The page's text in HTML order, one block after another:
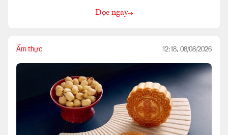
Đọc ngay
Ẩm thực 12:18, 08/08/2026